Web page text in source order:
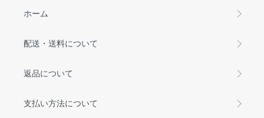
ホーム
配送・送料について
返品について
支払い方法について